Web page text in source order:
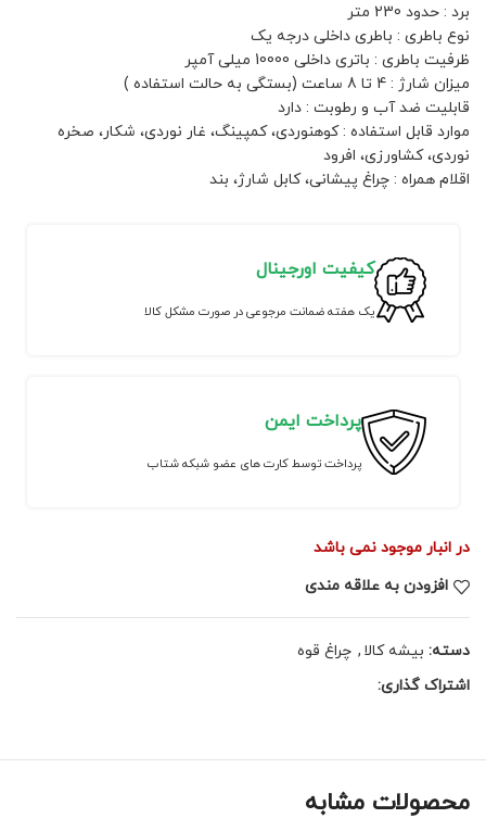
برد : حدود 230 متر
نوع باطری : باطری داخلی درجه یک
ظرفیت باطری : باتری داخلی 10000 میلی آمپر
میزان شارژ : 4 تا 8 ساعت (بستگی به حالت استفاده )
قابلیت ضد آب و رطوبت : دارد
موارد قابل استفاده : کوهنوردی، کمپینگ، غار نوردی، شکار، صخره
نوردی، کشاورزی، افرود
اقلام همراه : چراغ پیشانی، کابل شارژ، بند
کیفیت اورجینال
یک هفته ضمانت مرجوعی در صورت مشکل کالا
پرداخت ایمن
پرداخت توسط کارت های عضو شبکه شتاب
در انبار موجود نمی باشد
افزودن به علاقه مندی
دسته: بیشه کالا , چراغ قوه
اشتراک گذاری:
محصولات مشابه